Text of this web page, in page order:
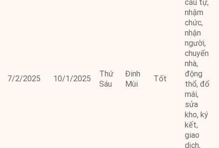
7/2/2025 10/1/2025
Thứ
Sáu
Đinh
Mùi
Tốt
cầu tự,
nhậm
chức,
nhận
người,
chuyển
nhà,
động
thổ, đổ
mái,
sửa
kho, ký
kết,
giao
dịch,